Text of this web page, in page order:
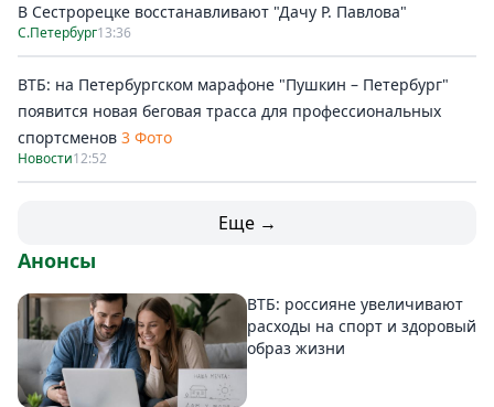
В Сестрорецке восстанавливают "Дачу Р. Павлова"
С.Петербург13:36
ВТБ: на Петербургском марафоне "Пушкин – Петербург"
появится новая беговая трасса для профессиональных
спортсменов 3 Фото
Новости12:52
Еще →
Анонсы
ВТБ: россияне увеличивают
расходы на спорт и здоровый
образ жизни